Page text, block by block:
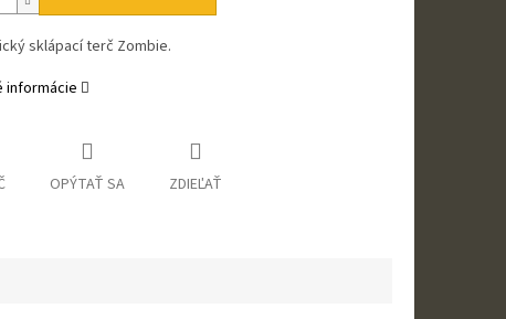
sklápací terč Zombie.
informácie
OPÝTAŤ SA ZDIEĽAŤ